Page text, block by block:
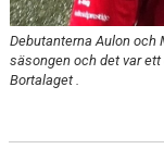
Debutanterna Aulon och
säsongen och det var ett
Bortalaget .